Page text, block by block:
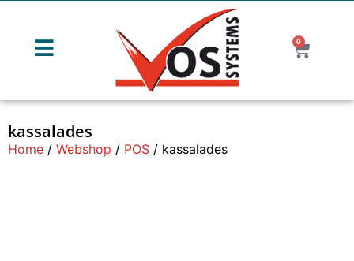
0
kassalades
Home / Webshop / POS / kassalades